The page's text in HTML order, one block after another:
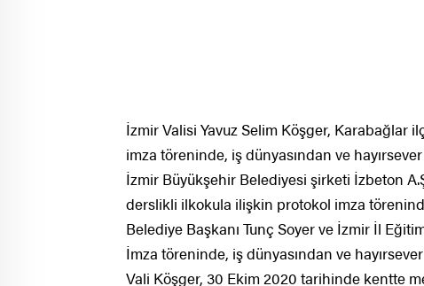
İzmir Valisi Yavuz Selim Köşger, Karabağlar
imza töreninde, iş dünyasından ve
İzmir Büyükşehir Belediyesi şirketi İzbeton
derslikli ilkokula ilişkin protokol imza
Belediye Başkanı Tunç Soyer ve İzmir İl
İmza töreninde, iş dünyasından ve
Vali Köşger, 30 Ekim 2020 tarihinde kentte